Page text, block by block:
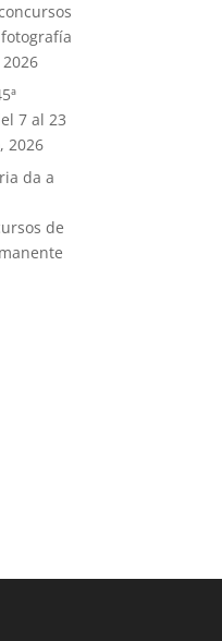
7 al 23
2026
da a
de